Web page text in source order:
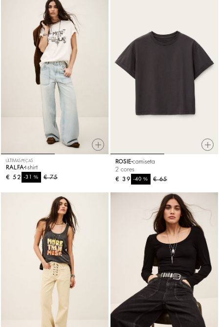
ÚLTIMAS PEÇAS
RALFA t-shirt
€ 75
-31%
€ 52
ROSIE camiseta
2 cores
€ 65
-40%
€ 39